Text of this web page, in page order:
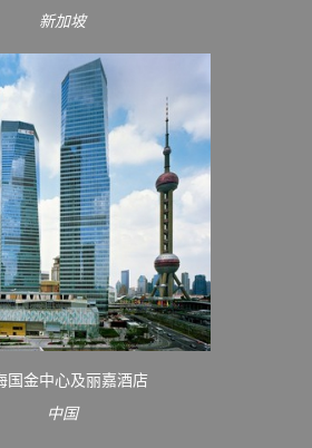
新加坡
国金中心及丽嘉酒店
中国